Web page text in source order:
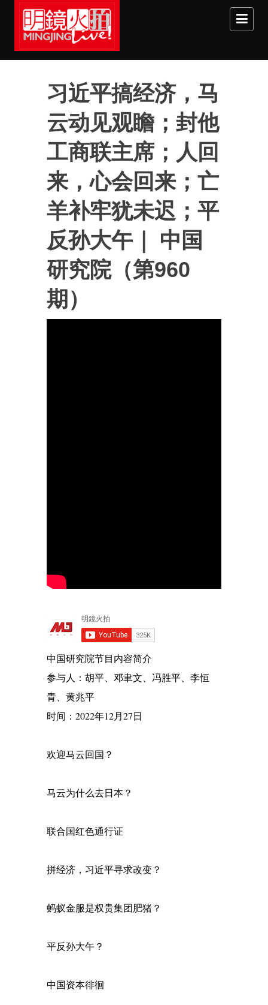
Skip to main content
习近平搞经济，马
云动见观瞻；封他
工商联主席；人回
来，心会回来；亡
羊补牢犹未迟；平
反孙大午｜ 中国
研究院（第960
期）
中国研究院节目内容简介
参与人：胡平、邓聿文、冯胜平、李恒
青、黄兆平
时间：2022年12月27日
欢迎马云回国？
马云为什么去日本？
联合国红色通行证
拼经济，习近平寻求改变？
蚂蚁金服是权贵集团肥猪？
平反孙大午？
中国资本徘徊